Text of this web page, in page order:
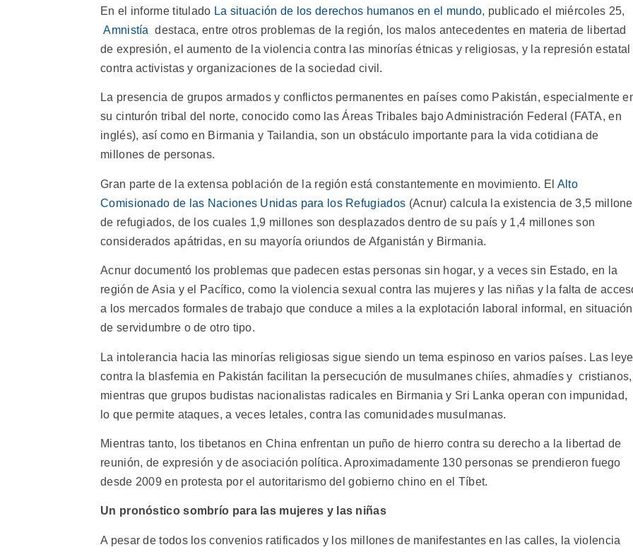
En el informe titulado La situación de los derechos humanos en el mundo, publicado el miércoles 25,
Amnistía destaca, entre otros problemas de la región, los malos antecedentes en materia de libertad
de expresión, el aumento de la violencia contra las minorías étnicas y religiosas, y la represión estatal
contra activistas y organizaciones de la sociedad civil.
La presencia de grupos armados y conflictos permanentes en países como Pakistán, especialmente
su cinturón tribal del norte, conocido como las Áreas Tribales bajo Administración Federal (FATA, en
inglés), así como en Birmania y Tailandia, son un obstáculo importante para la vida cotidiana de
millones de personas.
Gran parte de la extensa población de la región está constantemente en movimiento. El Alto
Comisionado de las Naciones Unidas para los Refugiados (Acnur) calcula la existencia de 3,5
de refugiados, de los cuales 1,9 millones son desplazados dentro de su país y 1,4 millones son
considerados apátridas, en su mayoría oriundos de Afganistán y Birmania.
Acnur documentó los problemas que padecen estas personas sin hogar, y a veces sin Estado, en la
región de Asia y el Pacífico, como la violencia sexual contra las mujeres y las niñas y la falta de
a los mercados formales de trabajo que conduce a miles a la explotación laboral informal, en situación
de servidumbre o de otro tipo.
La intolerancia hacia las minorías religiosas sigue siendo un tema espinoso en varios países. Las
contra la blasfemia en Pakistán facilitan la persecución de musulmanes chiíes, ahmadíes y cristianos,
mientras que grupos budistas nacionalistas radicales en Birmania y Sri Lanka operan con impunidad,
lo que permite ataques, a veces letales, contra las comunidades musulmanas.
Mientras tanto, los tibetanos en China enfrentan un puño de hierro contra su derecho a la libertad de
reunión, de expresión y de asociación política. Aproximadamente 130 personas se prendieron fuego
desde 2009 en protesta por el autoritarismo del gobierno chino en el Tíbet.
Un pronóstico sombrío para las mujeres y las niñas
A pesar de todos los convenios ratificados y los millones de manifestantes en las calles, la violencia